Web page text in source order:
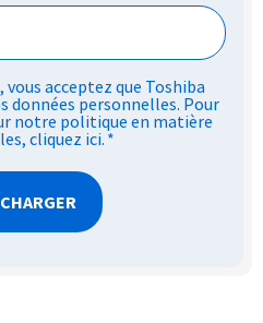
acceptez que Toshiba
données personnelles. Pour
notre politique en matière
cliquez ici.*